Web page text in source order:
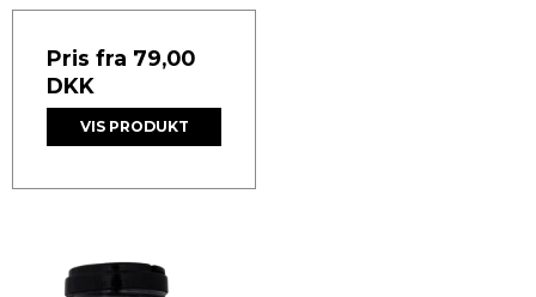
Pris fra 79,00
DKK
VIS PRODUKT